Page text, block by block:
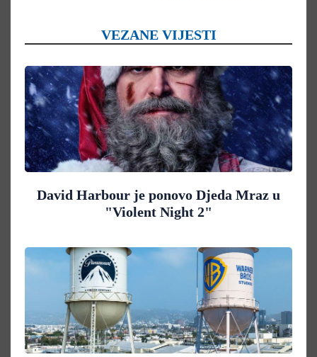
VEZANE VIJESTI
David Harbour je ponovo Djeda Mraz u
"Violent Night 2"